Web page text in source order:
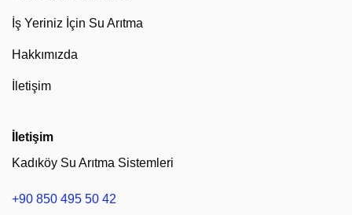
İş Yeriniz İçin Su Arıtma
Hakkımızda
İletişim
İletişim
Kadıköy Su Arıtma Sistemleri
+90 850 495 50 42